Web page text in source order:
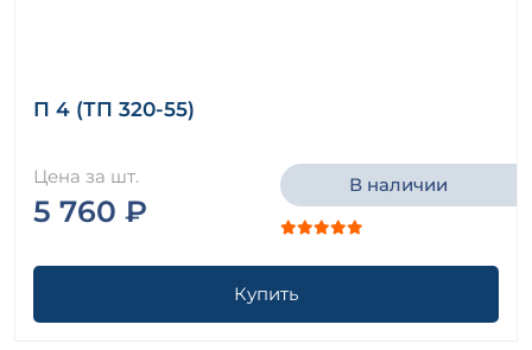
П 4 (ТП 320-55)
Цена за шт.
5 760 ₽
В наличии
Купить